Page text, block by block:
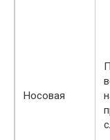
Носовая